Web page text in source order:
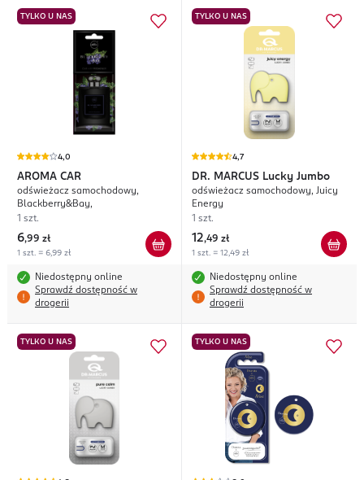
TYLKO U NAS
4,0
AROMA CAR
odświeżacz samochodowy,
Blackberry&Bay,
1 szt.
6,99 zł
1 szt. = 6,99 zł
Niedostępny online
Sprawdź dostępność w
drogerii
TYLKO U NAS
4,7
DR. MARCUS Lucky Jumbo
odświeżacz samochodowy, Juicy
Energy
1 szt.
12,49 zł
1 szt. = 12,49 zł
Niedostępny online
Sprawdź dostępność w
drogerii
TYLKO U NAS TYLKO U NAS